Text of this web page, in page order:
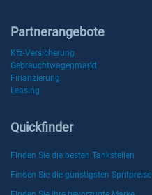
Partnerangebote
Kfz-Versicherung
Gebrauchtwagenmarkt
Finanzierung
Leasing
Quickfinder
Finden Sie die besten Tankstellen
Finden Sie die günstigsten Spritpreise